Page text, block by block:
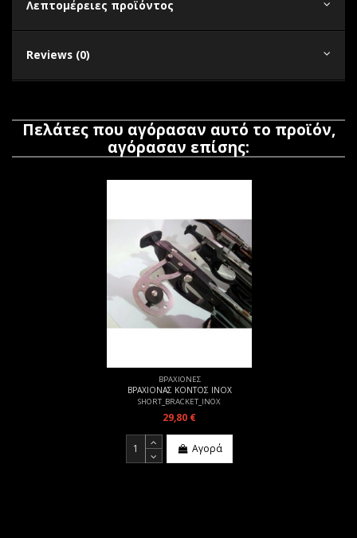
Λεπτομέρειες προϊόντος
Reviews (0)
Πελάτες που αγόρασαν αυτό το προϊόν,
αγόρασαν επίσης:
ΒΡΑΧΙΟΝΕΣ
ΒΡΑΧΙΟΝΑΣ ΚΟΝΤΟΣ INOX
SHORT_BRACKET_INOX
29,80 €
Αγορά